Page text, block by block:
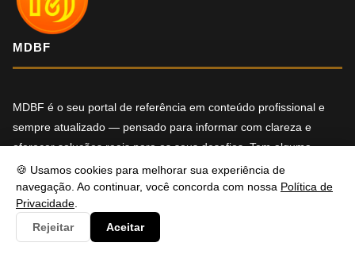
🍪 Usamos cookies para melhorar sua experiência de
navegação. Ao continuar, você concorda com nossa Política de
Privacidade
Rejeitar
Aceitar
MDBF
MDBF é o seu portal de referência em conteúdo profissional e
sempre atualizado — pensado para informar com clareza e
oferecer soluções reais para os seus desafios. Tem alguma
dúvida ou precisa de ajuda? Entre em contato, será um prazer
atendê-lo.
X YT